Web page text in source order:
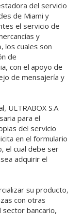
del servicio
de Miami y
el servicio de
y
los cuales son
de
con el apoyo de
de mensajería y
ULTRABOX S.A
para el
del servicio
en el formulario
el cual debe ser
adquirir el
su producto,
con otras
bancario,